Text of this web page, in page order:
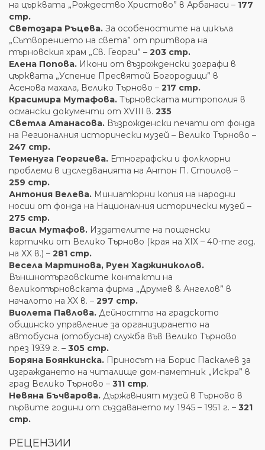
на църквата „Рождество Христово” в Арбанаси – 177
стр.
Светозара Ръцева. За особеностите на цикъла
„Сътворението на света” от притвора на
търновския храм „Св. Георги” – 203 стр.
Елена Попова. Икони от възрожденски зографи в
църквата „Успение Пресвятой Богородици” в
Асенова махала, Велико Търново – 217 стр.
Красимира Мутафова. Търновската митрополия в
османски документи от XVIII в. 235
Светла Атанасова. Възрожденски печати от фонда
на Регионалния исторически музей – Велико Търново –
247 стр.
Теменуга Георгиева. Етнографски и фолклорни
проблеми в изследванията на Антон П. Стоилов –
259 стр.
Антония Велева. Миниатюрни копия на народни
носии от фонда на Националния исторически музей –
275 стр.
Васил Мутафов. Издателите на пощенски
картички от Велико Търново (края на ХІХ – 40-те год.
на XX в.) – 281 стр.
Весела Мартинова, Руен Хаджиниколов.
Външнотърговските контакти на
великотърновската фирма „Друмев & Ангелов” в
началото на XX в. – 297 стр.
Виолета Павлова. Дейността на градското
общинско управление за организирането на
автобусна (отобусна) служба във Велико Търново
през 1939 г. – 305 стр.
Боряна Боянкинска. Приносът на Борис Паскалев за
изграждането на читалище дом-паметник „Искра” в
град Велико Търново – 311 стр.
Невяна Бъчварова. Държавният музей в Търново в
първите години от създаването му 1945 – 1951 г. – 321
стр.
РЕЦЕНЗИИ